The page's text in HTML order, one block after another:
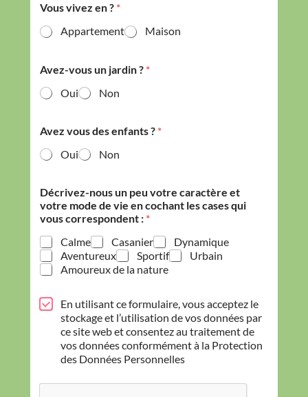
Vous vivez en ? *
Appartement
Maison
Avez-vous un jardin ? *
Oui
Non
Avez vous des enfants ? *
Oui
Non
Décrivez-nous un peu votre caractère et
votre mode de vie en cochant les cases qui
vous correspondent : *
Calme
Casanier
Dynamique
Aventureux
Sportif
Urbain
Amoureux de la nature
e
o
P
t
En utilisant ce formulaire, vous acceptez le
stockage et l’utilisation de vos données par
ce site web et consentez au traitement de
vos données conformément à la Protection
des Données Personnelles